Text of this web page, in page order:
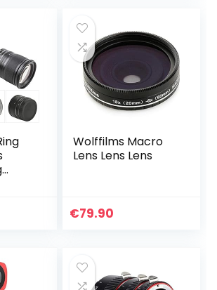
Wolffilms Macro
Lens Lens Lens
€79.90